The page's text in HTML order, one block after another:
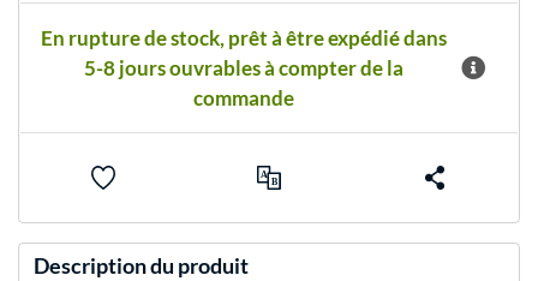
En rupture de stock, prêt à être expédié dans
5-8 jours ouvrables à compter de la
commande
Description du produit